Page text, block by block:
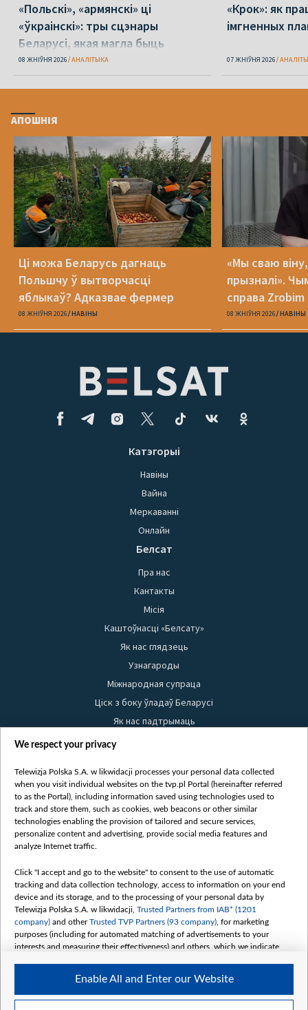
«Польскі», «армянскі» ці
«ўкраінскі»: тры сцэнары
Беларусі, якая магла быць
08 ЖНІЎНЯ 2026 АНАЛІТЫКА
«Крок»: як
імгненных
07 ЖНІЎНЯ 2026
АПОШНІЯ
Ці можа Беларусь дагнаць
Польшчу ў вытворчасці
яблыкаў? Адказвае фермер
08 ЖНІЎНЯ 2026 НАВІНЫ
«Мы сваю
прызналі».
справа
08 ЖНІЎНЯ 2026 НАВІНЫ
Катэгорыі
Навіны
Вайна
Меркаванні
Онлайн
Белсат
Пра нас
Кантакты
Місія
Каштоўнасці «Белсату»
Як нас глядзець
Узнагароды
Міжнародная супраца
Ціск з боку ўладаў Беларусі
Як нас падтрымаць
Правілы выкарыстання матэрыялаў
Бяспека
Youtube
Белсат news
Белсат Shorts
Жэстачайшы мульт
Belsat English
Biełsat PL
Белсат Now
Белсат History
Белсат Music
Белсат Doc
My consents
We respect your privacy
Telewizja Polska S.A. w likwidacji processes your personal data collected
when you visit individual websites on the tvp.pl Portal (hereinafter referred
to as the Portal), including information saved using technologies used to
track and store them, such as cookies, web beacons or other similar
technologies enabling the provision of tailored and secure services,
personalize content and advertising, provide social media features and
analyze Internet traffic.
Click "I accept and go to the website" to consent to the use of automatic
tracking and data collection technology, access to information on your end
device and its storage, and to the processing of your personal data by
Telewizja Polska S.A. w likwidacji, Trusted Partners from IAB* (1201
company) and otherTrusted TVP Partners (93 company) , for marketing
purposes (including for automated matching of advertisements to your
interests and measuring their effectiveness) and others, which we indicate
The purposes of processing your data by TVP S.A. w likwidacji are as
follows:
Enable All and Enter our Website